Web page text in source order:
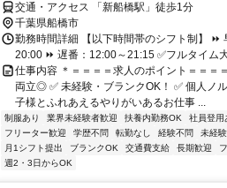
交通・アクセス 「新船橋駅」徒歩1分
千葉県船橋市
勤務時間詳細 【以下時間帯のシフト制】 ⏩
20:00 ⏩ 遅番：12:00～21:15 ✅フルタイム
仕事内容 ＊＝＝＝＝求人のポイント＝＝＝
両立◎ ✅ 未経験・ブランクOK！ ✅ 個人ノ
子様とふれあえるやりがいあるお仕事 ...
制服あり 業界未経験者歓迎 扶養内勤務OK 社員登用
フリーター歓迎
学歴不問 転勤なし 経験不問 未経
月1シフト提出
ブランクOK 交通費支給 長期歓迎
週2・3日からOK